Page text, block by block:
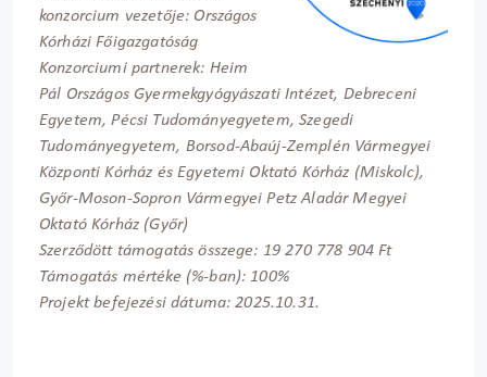
konzorcium vezetője: Országos
Kórházi Főigazgatóság
Konzorciumi partnerek: Heim
Pál Országos Gyermekgyógyászati Intézet, Debreceni
Egyetem, Pécsi Tudományegyetem, Szegedi
Tudományegyetem, Borsod-Abaúj-Zemplén Vármegyei
Központi Kórház és Egyetemi Oktató Kórház (Miskolc),
Győr-Moson-Sopron Vármegyei Petz Aladár Megyei
Oktató Kórház (Győr)
Szerződött támogatás összege: 19 270 778 904 Ft
Támogatás mértéke (%-ban): 100%
Projekt befejezési dátuma: 2025.10.31.